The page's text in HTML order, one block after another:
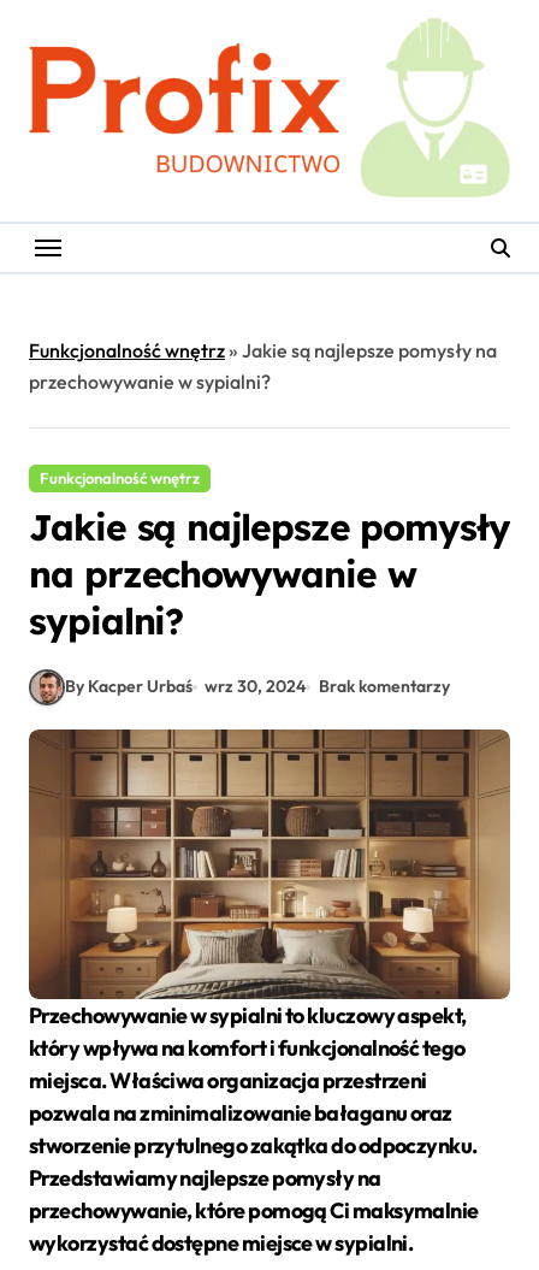
content
Funkcjonalność wnętrz» Jakie są najlepsze pomysły na
przechowywanie w sypialni?
Funkcjonalność wnętrz
Jakie są najlepsze pomysły
na przechowywanie w
sypialni?
By Kacper Urbaś wrz 30, 2024 Brak komentarzy
Przechowywanie w sypialni to kluczowy aspekt,
który wpływa na komfort i funkcjonalność tego
miejsca. Właściwa organizacja przestrzeni
pozwala na zminimalizowanie bałaganu oraz
stworzenie przytulnego zakątka do odpoczynku.
Przedstawiamy najlepsze pomysły na
przechowywanie, które pomogą Ci maksymalnie
wykorzystać dostępne miejsce w sypialni.